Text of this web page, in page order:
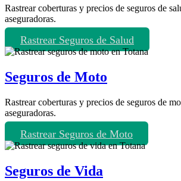
Rastrear coberturas y precios de seguros de
aseguradoras.
Rastrear Seguros de Salud
Seguros de Moto
Rastrear coberturas y precios de seguros de
aseguradoras.
Rastrear Seguros de Moto
Seguros de Vida